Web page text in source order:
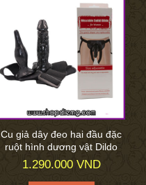
Cu giả dây đeo hai đầu đặc
ruột hình dương vật Dildo
1.290.000 VND